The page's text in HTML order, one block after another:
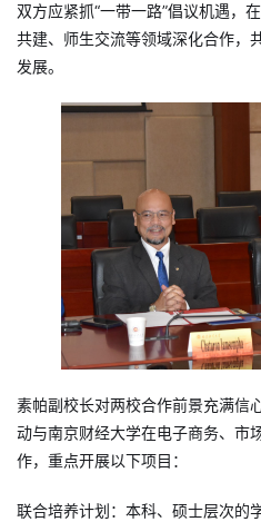
双方应紧抓“一带一路”倡议机遇，
共建、师生交流等领域深化合作，
发展。
素帕副校长对两校合作前景充满信
动与南京财经大学在电子商务、市
作，重点开展以下项目：
联合培养计划：本科、硕士层次的